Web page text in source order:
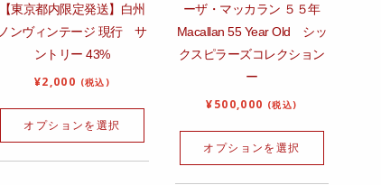
【東京都内限定発送】白州
ノンヴィンテージ 現行 サ
ントリー 43%
¥2,000 (税込)
オプションを選択
ーザ・マッカラン ５５年
Macallan 55 Year Old シッ
クスピラーズコレクション
ー
¥500,000 (税込)
オプションを選択